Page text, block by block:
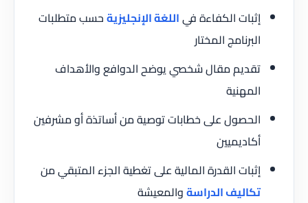
إثبات الكفاءة فياللغة الإنجليزيةحسب متطلبات
البرنامج المختار
تقديم مقال شخصي يوضح الدوافع والأهداف
المهنية
الحصول على خطابات توصية من أساتذة أو مشرفين
أكاديميين
إثبات القدرة المالية على تغطية الجزء المتبقي من
تكاليف الدراسةوالمعيشة